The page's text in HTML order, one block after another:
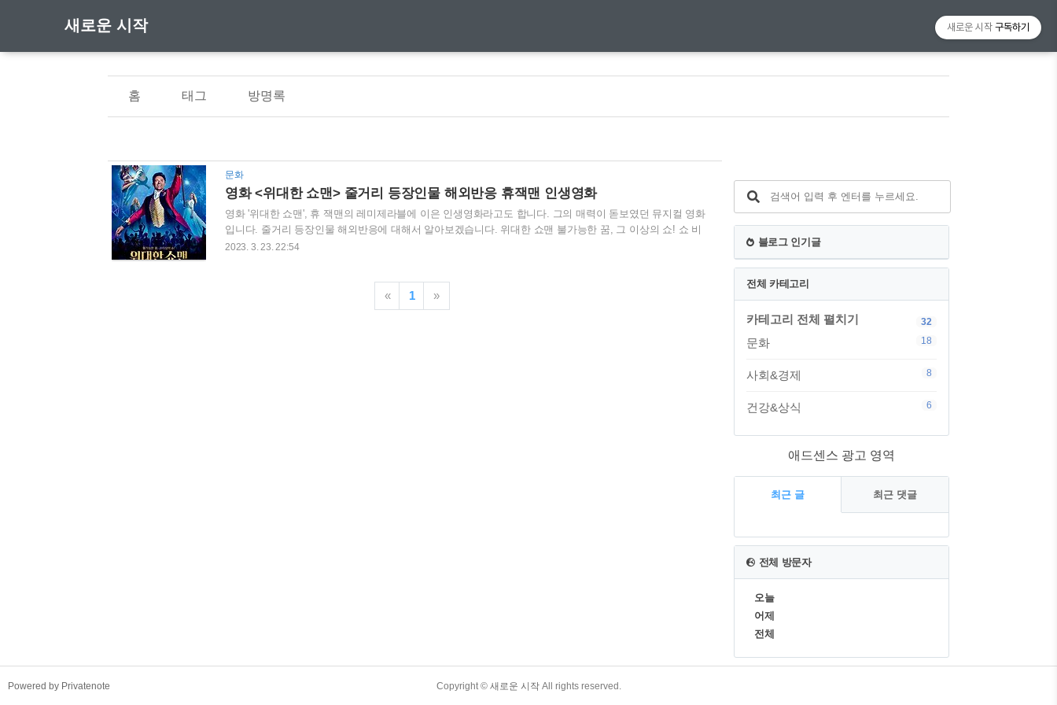
새로운 시작
홈 태그 방명록
문화
영화 <위대한 쇼맨> 줄거리 등장인물 해외반응 휴잭맨 인생영화
영화 '위대한 쇼맨', 휴 잭맨의 레미제라블에 이은 인생영화라고도 합니다. 그의 매력이 돋보였던 뮤지컬 영화
입니다. 줄거리 등장인물 해외반응에 대해서 알아보겠습니다. 위대한 쇼맨 불가능한 꿈, 그 이상의 쇼! 쇼 비
즈니스의 창시자이자, 꿈의 무대로 전세계를 매료시킨 남자 ‘바넘’의 이야기에서 영감을 받아 탄생한 오리지
더욱 풍성해진 비주얼과 스토리, 음악까지 선보일 은 ‘우리는 누구나 특별하다’는 메시지로 관객들에게 재미
는 물론, 감동까지 선사할 것이다. THIS IS ME! 우리는 누구나 특별하..
2023. 3. 23. 22:54
« 1 »
블로그 인기글
전체 카테고리
카테고리 전체 펼치기 32
문화 18
사회&경제 8
건강&상식 6
애드센스 광고 영역
최근 글 최근 댓글
최
근
글
전체 방문자
오늘
어제
전체
Powered by Privatenote Copyright © 새로운 시작All rights reserved.
TistoryWhaleSkin3.4
새로운 시작 구독하기